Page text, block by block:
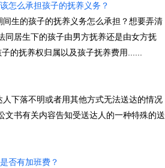
怎么承担孩子的抚养义务？
生的孩子的抚养义务怎么承担？想要弄清
同居生下的孩子由男方抚养还是由女方抚
的抚养权归属以及孩子抚养费用......
下落不明或者用其他方式无法送达的情况
文书有关内容告知受送达人的一种特殊的送
否有加班费？